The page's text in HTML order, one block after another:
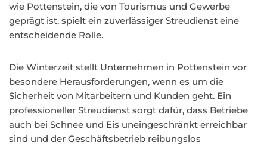
wie Pottenstein, die von Tourismus und Gewerbe
geprägt ist, spielt ein zuverlässiger Streudienst eine
entscheidende Rolle.
Die Winterzeit stellt Unternehmen in Pottenstein vor
besondere Herausforderungen, wenn es um die
Sicherheit von Mitarbeitern und Kunden geht. Ein
professioneller Streudienst sorgt dafür, dass Betriebe
auch bei Schnee und Eis uneingeschränkt erreichbar
sind und der Geschäftsbetrieb reibungslos